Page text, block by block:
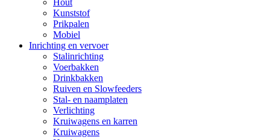
Hout
Kunststof
Prikpalen
Mobiel
Inrichting en vervoer
Stalinrichting
Voerbakken
Drinkbakken
Ruiven en Slowfeeders
Stal- en naamplaten
Verlichting
Kruiwagens en karren
Kruiwagens